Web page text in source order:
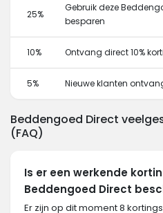
25%
Gebruik deze
besparen
10% Ontvang direct 10%
5% Nieuwe klanten
Beddengoed Direct
(FAQ)
Is er een werkende
Beddengoed Direct
Er zijn op dit moment 8